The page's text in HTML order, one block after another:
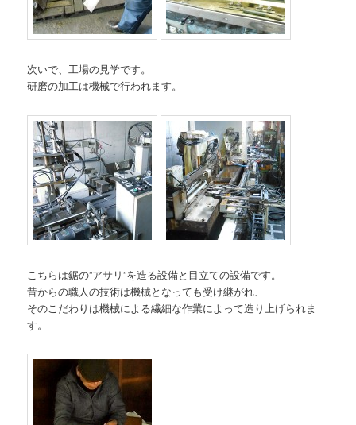
次いで、工場の見学です。
研磨の加工は機械で行われます。
こちらは鋸の”アサリ”を造る設備と目立ての設備です。
昔からの職人の技術は機械となっても受け継がれ、
そのこだわりは機械による繊細な作業によって造り上げられま
す。